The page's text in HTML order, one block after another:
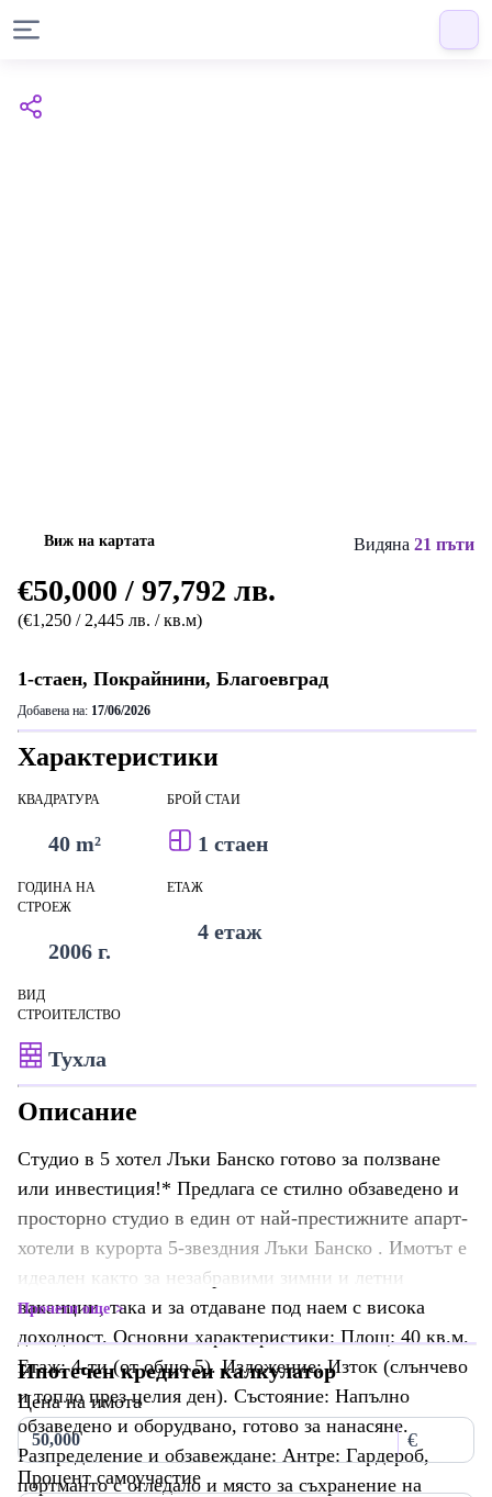
Виж на картата Видяна 21 пъти
€50,000 / 97,792 лв.
(€1,250 / 2,445 лв. / кв.м)
1-стаен, Покрайнини, Благоевград
Добавена на: 17/06/2026
Характеристики
КВАДРАТУРА
40 m²
БРОЙ СТАИ
1 стаен
ГОДИНА НА
СТРОЕЖ
2006 г.
ЕТАЖ
4 етаж
ВИД
СТРОИТЕЛСТВО
Тухла
Описание
Студио в 5 хотел Лъки Банско готово за ползване
или инвестиция!* Предлага се стилно обзаведено и
просторно студио в един от най-престижните апарт-
хотели в курорта 5-звездния Лъки Банско . Имотът е
идеален както за незабравими зимни и летни
ваканции, така и за отдаване под наем с висока
доходност. Основни характеристики: Площ: 40 кв.м.
Етаж: 4-ти (от общо 5). Изложение: Изток (слънчево
и топло през целия ден). Състояние: Напълно
обзаведено и оборудвано, готово за нанасяне.
Разпределение и обзавеждане: Антре: Гардероб,
портманто с огледало и място за съхранение на
Прочети още
Ипотечен кредитен калкулатор
Цена на имота
€
Процент самоучастие